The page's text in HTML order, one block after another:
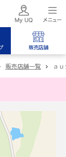
販売店舗
販売店舗一覧 ａ